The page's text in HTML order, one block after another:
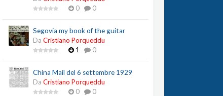
0
0
Segovia my book of the guitar
Da Cristiano Porqueddu
1
0
China Mail del 6 settembre 1929
Da Cristiano Porqueddu
0
0